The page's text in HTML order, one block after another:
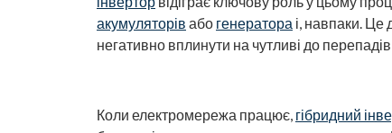
акумуляторів або генератора і, навпаки. Це
негативно вплинути на чутливі до
Коли електромережа працює, гібридний